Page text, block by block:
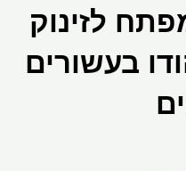
לזינוק
בעשורים